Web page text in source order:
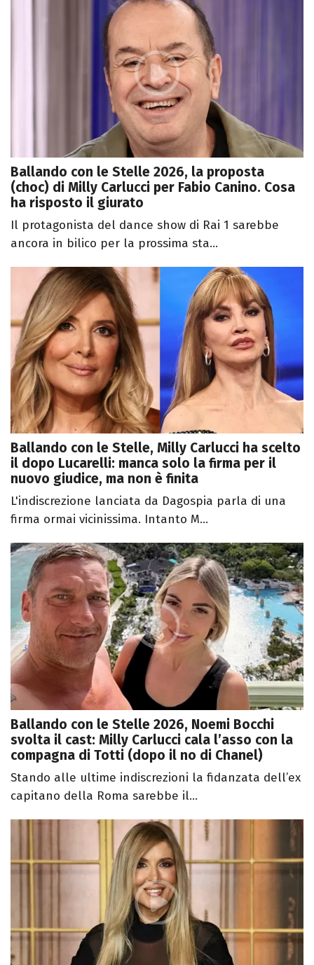
Ballando con le Stelle 2026, la proposta
(choc) di Milly Carlucci per Fabio Canino. Cosa
ha risposto il giurato
Il protagonista del dance show di Rai 1 sarebbe
ancora in bilico per la prossima sta...
Ballando con le Stelle, Milly Carlucci ha scelto
il dopo Lucarelli: manca solo la firma per il
nuovo giudice, ma non è finita
L'indiscrezione lanciata da Dagospia parla di una
firma ormai vicinissima. Intanto M...
Ballando con le Stelle 2026, Noemi Bocchi
svolta il cast: Milly Carlucci cala l’asso con la
compagna di Totti (dopo il no di Chanel)
Stando alle ultime indiscrezioni la fidanzata dell’ex
capitano della Roma sarebbe il...